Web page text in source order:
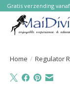
Gratis verzending vanaf
Home / Regulator